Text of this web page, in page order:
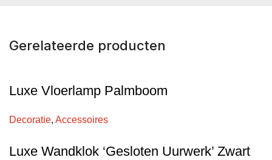
Gerelateerde producten
Luxe Vloerlamp Palmboom
Decoratie,Accessoires
Luxe Wandklok ‘Gesloten Uurwerk’ Zwart